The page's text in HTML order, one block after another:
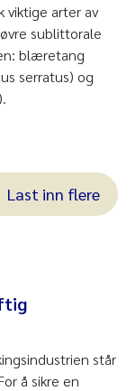
viktige arter av
sublittorale
blæretang
serratus) og
Last inn flere
står
å sikre en